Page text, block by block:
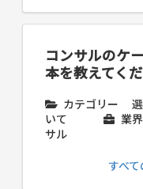
コンサルのケ
本を教えてくだ
カテゴリー
いて
業
サル
すべて